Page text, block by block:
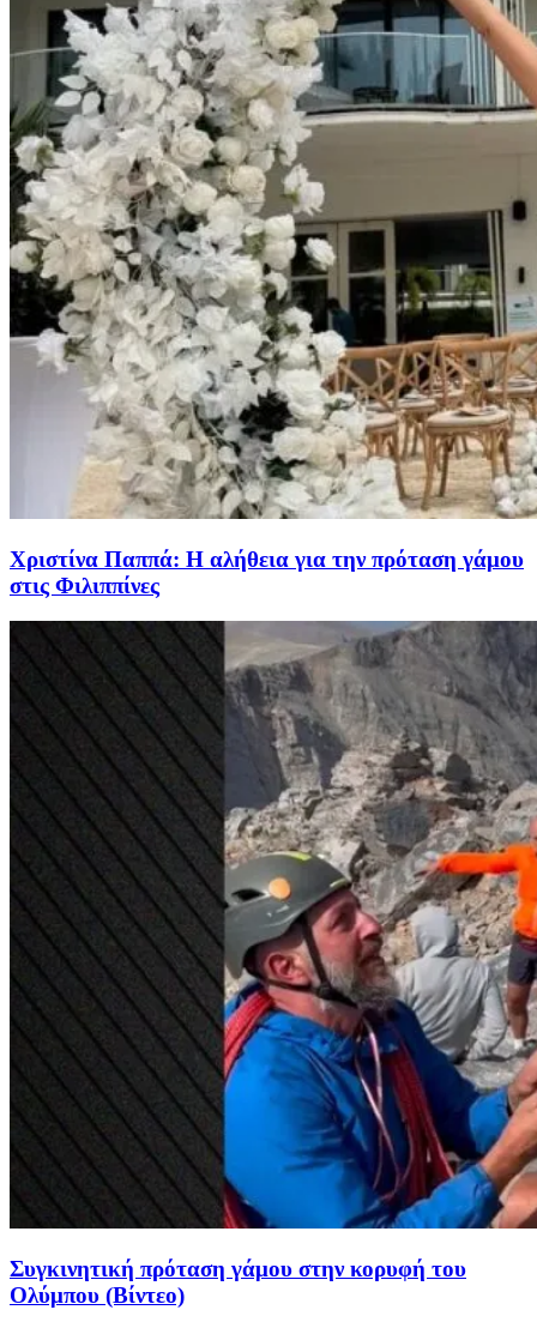
Χριστίνα Παππά: Η αλήθεια για την πρόταση γάμου
στις Φιλιππίνες
Συγκινητική πρόταση γάμου στην κορυφή του
Ολύμπου (Βίντεο)